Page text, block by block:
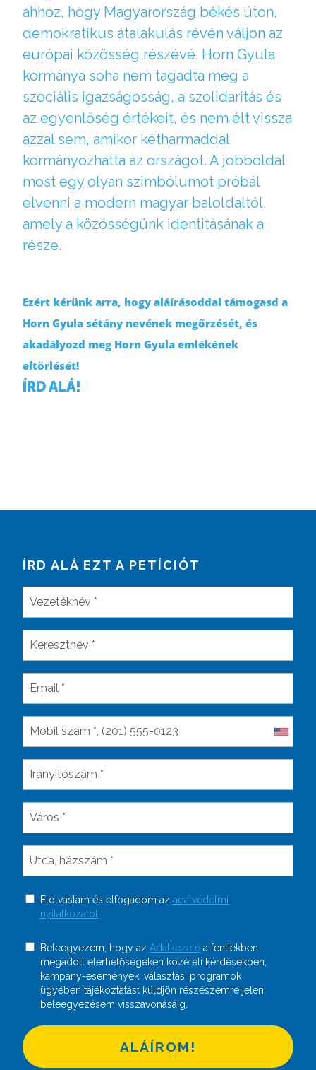
ahhoz, hogy Magyarország békés úton,
demokratikus átalakulás révén váljon az
európai közösség részévé. Horn Gyula
kormánya soha nem tagadta meg a
szociális igazságosság, a szolidaritás és
az egyenlőség értékeit, és nem élt vissza
azzal sem, amikor kétharmaddal
kormányozhatta az országot. A jobboldal
most egy olyan szimbólumot próbál
elvenni a modern magyar baloldaltól,
amely a közösségünk identitásának a
része.
Ezért kérünk arra, hogy aláírásoddal támogasd a
Horn Gyula sétány nevének megőrzését, és
akadályozd meg Horn Gyula emlékének
eltörlését!
ÍRD ALÁ!
ÍRD ALÁ EZT A PETÍCIÓT
Elolvastam és elfogadom az adatvédelmi
nyilatkozatot
Beleegyezem, hogy az Adatkezelő a fentiekben
megadott elérhetőségeken közéleti kérdésekben,
kampány-események, választási programok
ügyében tájékoztatást küldjön részészemre jelen
beleegyezésem visszavonásáig.